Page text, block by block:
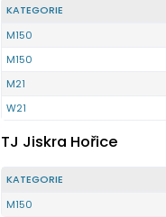
KATEGORIE
M150
M150
M21
W21
TJ Jiskra Hořice
KATEGORIE
M150